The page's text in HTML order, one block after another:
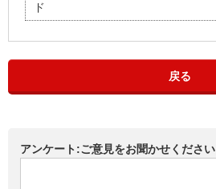
ド
戻る
アンケート:ご意見をお聞かせください